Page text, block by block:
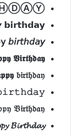
ⒹⒶⓎ
𝗯𝗶𝗿𝘁𝗵𝗱𝗮𝘆
𝘣𝘪𝘳𝘵𝘩𝘥𝘢𝘺
𝖁𝖎𝖗𝖙𝖍𝖉𝖆𝖞
𝔟𝔦𝔯𝔱𝔥𝔡𝔞𝔶
𝔙𝔦𝔯𝔱𝔥𝔡𝔞𝔶
𝓑𝓲𝓻𝓽𝓱𝓭𝓪𝔂